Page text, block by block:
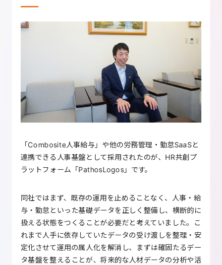
「Combosite人事給与」や他の労務管理・勤怠SaaSと
連携できる人事基盤として採用されたのが、HR共創プ
ラットフォーム「PathosLogos」です。
同社ではまず、既存の運用を止めることなく、人事・給
与・勤怠といった基礎データを正しく整備し、横断的に
扱える状態をつくることが必要だと考えていました。こ
れまで人手に依存していたデータの受け渡しを整理・安
定化させて運用の属人化を解消し、まずは確固たるデー
タ基盤を整えることが、将来的な人材データの分析や活